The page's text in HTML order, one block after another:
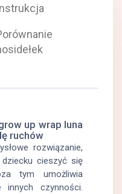
instrukcja
up wrap luna
ruchów
rozwiązanie,
cieszyć się
tym umożliwia
innych czynności.